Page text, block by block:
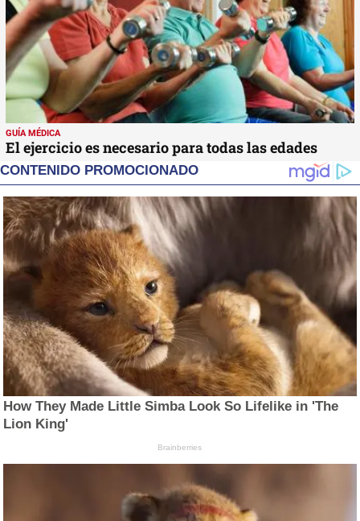
GUÍA MÉDICA
El ejercicio es necesario para todas las edades
CONTENIDO PROMOCIONADO
How They Made Little Simba Look So Lifelike in 'The
Lion King'
Brainberries